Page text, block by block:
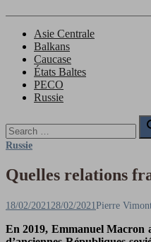
Asie Centrale
Balkans
Caucase
États Baltes
PECO
Russie
for:
Russie
Quelles relations
Posted
18/02/2021 28/02/2021 Author
Pierre
En 2019, Emmanuel Macron